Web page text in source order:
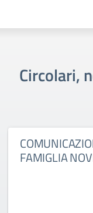
Circolari,
FAMIGLIA